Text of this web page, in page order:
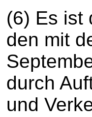
(6) Es ist
den mit
durch
und